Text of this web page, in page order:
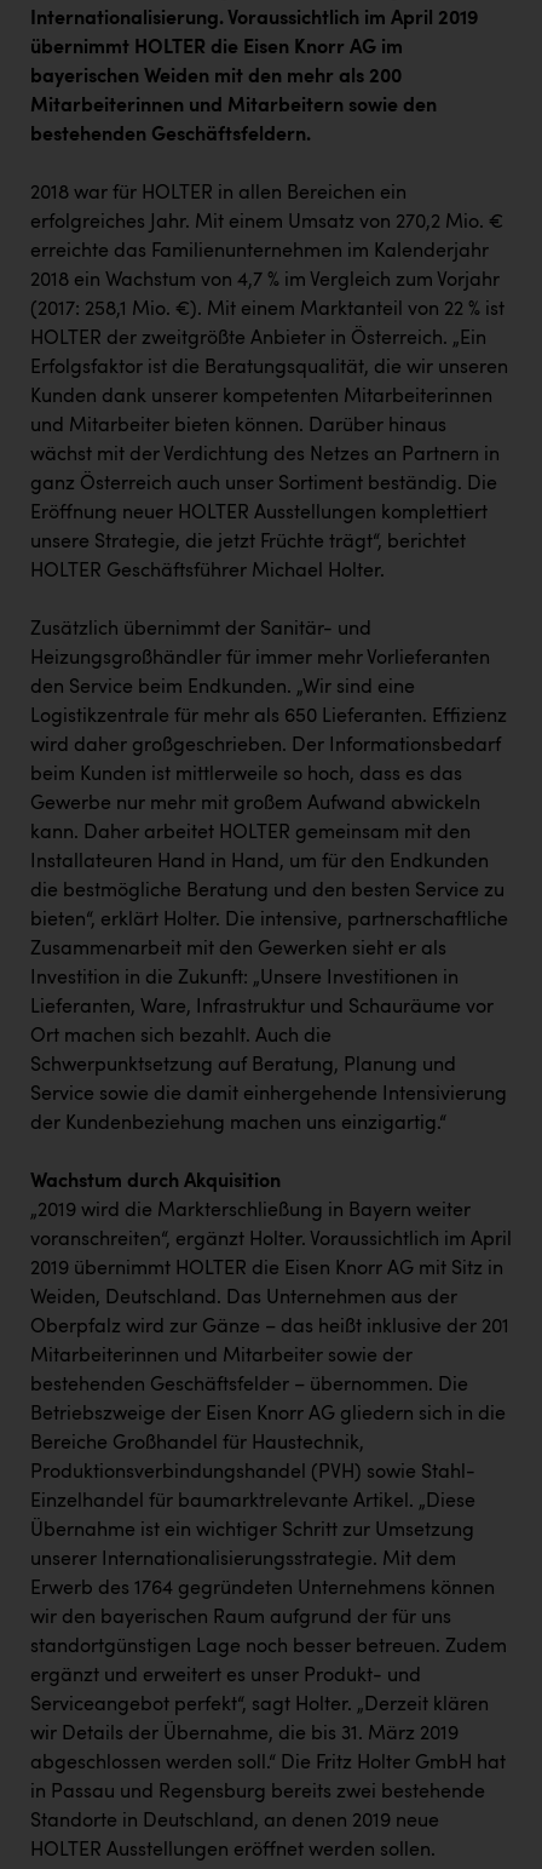
Maximarkt
Oldtimer Raststationen und Motorhotels
Österreichischer Kachelofenverband
PEZ
PÜSPÖK
REMAX
RE/MAX Welcome
Resch&Frisch
RUBBLE MASTER
Ruderclub Wels
SCRI - Salzburg Cancer Research Institute
Schwingshandl - automation technology gmbh
Smurfit Westrock Nettingsdorf
TGW Logistics
TRAILOMAT & Cycling Austria
VERITAS
Vier Diamanten
Vorlagenportal
Wir besiegen Krebs
Wirtschaftskammer OÖ
ZULuft - Zukunft Luft Austria
z.l.ö.
Wirtschaftskammer OÖ Energiehandel
Dopgas
kunden basics
kontakt
Internationalisierung. Voraussichtlich im April 2019
übernimmt HOLTER die Eisen Knorr AG im
bayerischen Weiden mit den mehr als 200
Mitarbeiterinnen und Mitarbeitern sowie den
bestehenden Geschäftsfeldern.
2018 war für HOLTER in allen Bereichen ein
erfolgreiches Jahr. Mit einem Umsatz von 270,2 Mio. €
erreichte das Familienunternehmen im Kalenderjahr
2018 ein Wachstum von 4,7 % im Vergleich zum Vorjahr
(2017: 258,1 Mio. €). Mit einem Marktanteil von 22 % ist
HOLTER der zweitgrößte Anbieter in Österreich. „Ein
Erfolgsfaktor ist die Beratungsqualität, die wir unseren
Kunden dank unserer kompetenten Mitarbeiterinnen
und Mitarbeiter bieten können. Darüber hinaus
wächst mit der Verdichtung des Netzes an Partnern in
ganz Österreich auch unser Sortiment beständig. Die
Eröffnung neuer HOLTER Ausstellungen komplettiert
unsere Strategie, die jetzt Früchte trägt“, berichtet
HOLTER Geschäftsführer Michael Holter.
Zusätzlich übernimmt der Sanitär- und
Heizungsgroßhändler für immer mehr Vorlieferanten
den Service beim Endkunden. „Wir sind eine
Logistikzentrale für mehr als 650 Lieferanten. Effizienz
wird daher großgeschrieben. Der Informationsbedarf
beim Kunden ist mittlerweile so hoch, dass es das
Gewerbe nur mehr mit großem Aufwand abwickeln
kann. Daher arbeitet HOLTER gemeinsam mit den
Installateuren Hand in Hand, um für den Endkunden
die bestmögliche Beratung und den besten Service zu
bieten“, erklärt Holter. Die intensive, partnerschaftliche
Zusammenarbeit mit den Gewerken sieht er als
Investition in die Zukunft: „Unsere Investitionen in
Lieferanten, Ware, Infrastruktur und Schauräume vor
Ort machen sich bezahlt. Auch die
Schwerpunktsetzung auf Beratung, Planung und
Service sowie die damit einhergehende Intensivierung
der Kundenbeziehung machen uns einzigartig.“
Wachstum durch Akquisition
„2019 wird die Markterschließung in Bayern weiter
voranschreiten“, ergänzt Holter. Voraussichtlich im April
2019 übernimmt HOLTER die Eisen Knorr AG mit Sitz in
Weiden, Deutschland. Das Unternehmen aus der
Oberpfalz wird zur Gänze – das heißt inklusive der 201
Mitarbeiterinnen und Mitarbeiter sowie der
bestehenden Geschäftsfelder – übernommen. Die
Betriebszweige der Eisen Knorr AG gliedern sich in die
Bereiche Großhandel für Haustechnik,
Produktionsverbindungshandel (PVH) sowie Stahl-
Einzelhandel für baumarktrelevante Artikel. „Diese
Übernahme ist ein wichtiger Schritt zur Umsetzung
unserer Internationalisierungsstrategie. Mit dem
Erwerb des 1764 gegründeten Unternehmens können
wir den bayerischen Raum aufgrund der für uns
standortgünstigen Lage noch besser betreuen. Zudem
ergänzt und erweitert es unser Produkt- und
Serviceangebot perfekt“, sagt Holter. „Derzeit klären
wir Details der Übernahme, die bis 31. März 2019
abgeschlossen werden soll.“ Die Fritz Holter GmbH hat
in Passau und Regensburg bereits zwei bestehende
Standorte in Deutschland, an denen 2019 neue
HOLTER Ausstellungen eröffnet werden sollen.